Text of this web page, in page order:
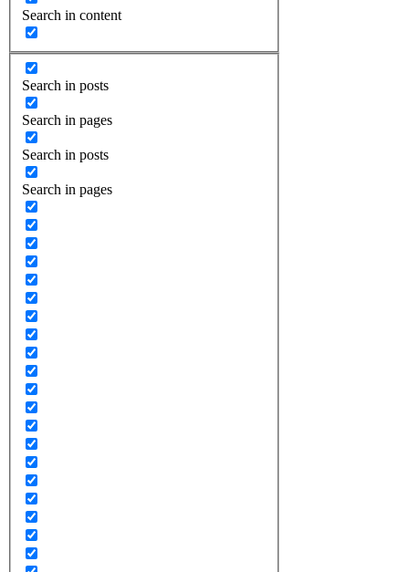
Search in content
Search in posts
Search in pages
Search in posts
Search in pages